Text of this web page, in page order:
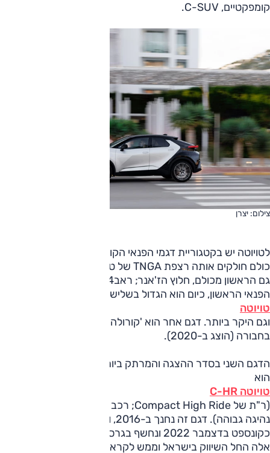
קומפקטיים, C-SUV.
צילום: יצרן
לטויוטה יש בקטגוריית דגמי הפנאי הקומפקטיים שלושה נציגים,
כולם חולקים אותה רצפת TNGA של טויוטה. הראשון בהם הוא
הפנאי הראשון, כיום הוא הגדול בשלישייה של
טויוטה
וגם היקר ביותר. דגם אחר הוא 'קורולה קרוס', והוא החדש
בחבורה (הוצג ב-2020).
הדגם השני בסדר ההצגה והמרתק ביותר בכל הקשור להופעה
הוא
טויוטה C-HR
(ר"ת של Compact High Ride; רכב קומפקטי בעל תנוחת
נהיגה גבוהה). דגם זה נחנך ב-2016, והדור השני שלו ראה אור
כקונספט בדצמבר 2022 ונחשף בגרסת ייצור ביוני השנה. בימים